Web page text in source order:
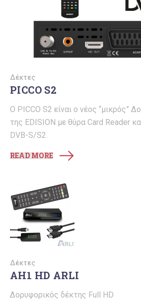
Δέκτες
PICCO S2
Ο PICCO S2 είναι ο νέος “μικρός”
της EDISION με θύρα Card Reader
DVB-S/S2.
READ MORE
Δέκτες
AH1 HD ARLI
Δορυφορικός δέκτης Full HD